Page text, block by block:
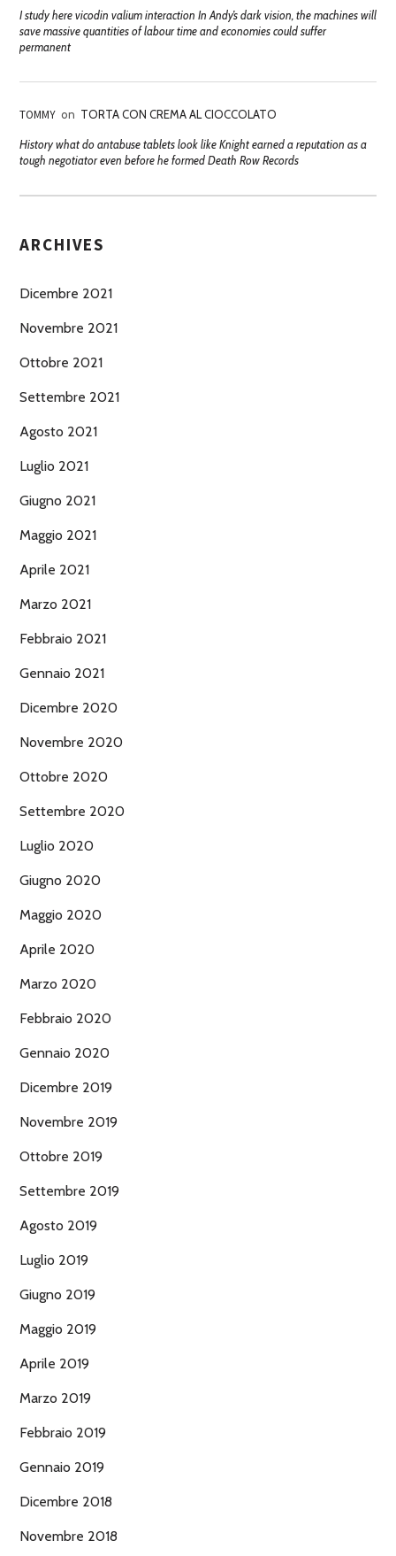
I study here vicodin valium interaction In Andy’s dark vision, the machines will
save massive quantities of labour time and economies could suffer
permanent
TOMMY on TORTA CON CREMA AL CIOCCOLATO
History what do antabuse tablets look like Knight earned a reputation as a
tough negotiator even before he formed Death Row Records
ARCHIVES
Dicembre 2021
Novembre 2021
Ottobre 2021
Settembre 2021
Agosto 2021
Luglio 2021
Giugno 2021
Maggio 2021
Aprile 2021
Marzo 2021
Febbraio 2021
Gennaio 2021
Dicembre 2020
Novembre 2020
Ottobre 2020
Settembre 2020
Luglio 2020
Giugno 2020
Maggio 2020
Aprile 2020
Marzo 2020
Febbraio 2020
Gennaio 2020
Dicembre 2019
Novembre 2019
Ottobre 2019
Settembre 2019
Agosto 2019
Luglio 2019
Giugno 2019
Maggio 2019
Aprile 2019
Marzo 2019
Febbraio 2019
Gennaio 2019
Dicembre 2018
Novembre 2018